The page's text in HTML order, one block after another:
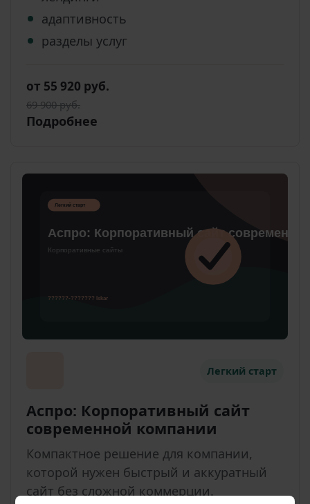
адаптивность
разделы услуг
от 55 920 руб.
69 900 руб.
Подробнее
Легкий старт
Аспро: Корпоративный сайт
современной компании
Компактное решение для компании,
которой нужен быстрый и аккуратный
сайт без сложной коммерции.